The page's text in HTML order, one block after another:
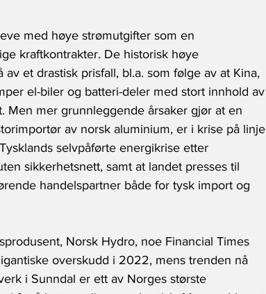
med høye strømutgifter som en
kraftkontrakter. De historisk høye
et drastisk prisfall, bl.a. som følge av at Kina,
el-biler og batteri-deler med stort innhold av
Men mer grunnleggende årsaker gjør at en
av norsk aluminium, er i krise på linje
selvpåførte energikrise etter
sikkerhetsnett, samt at landet presses til
handelspartner både for tysk import og
Norsk Hydro, noe Financial Times
overskudd i 2022, mens trenden nå
i Sunndal er ett av Norges største